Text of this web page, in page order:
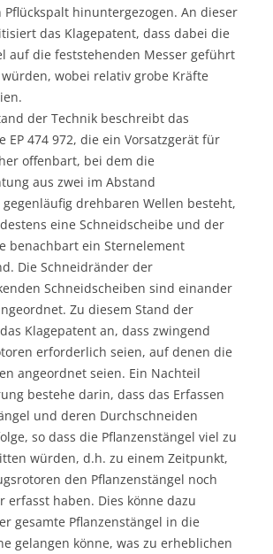
hinuntergezogen. An dieser
das Klagepatent, dass dabei die
auf die feststehenden Messer geführt
wobei relativ grobe Kräfte
der Technik beschreibt das
EP 474 972, die ein Vorsatzgerät für
offenbart, bei dem die
aus zwei im Abstand
drehbaren Wellen besteht,
eine Schneidscheibe und der
benachbart ein Sternelement
Die Schneidränder der
Schneidscheiben sind einander
Zu diesem Stand der
Klagepatent an, dass zwingend
erforderlich seien, auf denen die
angeordnet seien. Ein Nachteil
bestehe darin, dass das Erfassen
und deren Durchschneiden
so dass die Pflanzenstängel viel zu
würden, d.h. zu einem Zeitpunkt,
den Pflanzenstängel noch
erfasst haben. Dies könne dazu
gesamte Pflanzenstängel in die
gelangen könne, was zu erheblichen